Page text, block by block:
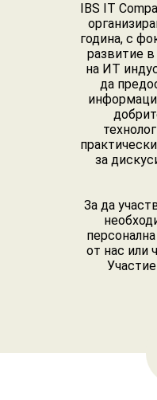
IBS IT
година, с
развитие
на ИТ
да
за
За да
от нас или